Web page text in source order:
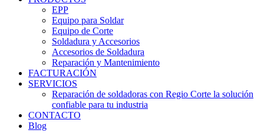
EPP
Equipo para Soldar
Equipo de Corte
Soldadura y Accesorios
Accesorios de Soldadura
Reparación y Mantenimiento
FACTURACIÓN
SERVICIOS
Reparación de soldadoras con Regio Corte la solución
confiable para tu industria
CONTACTO
Blog